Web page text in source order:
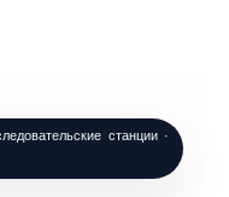
станции ·